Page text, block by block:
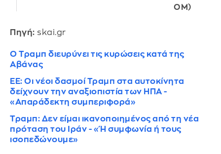
OM)
Πηγή: skai.gr
Ο Τραμπ διευρύνει τις κυρώσεις κατά της
Αβάνας
ΕΕ: Οι νέοι δασμοί Τραμπ στα αυτοκίνητα
δείχνουν την αναξιοπιστία των ΗΠΑ -
«Απαράδεκτη συμπεριφορά»
Τραμπ: Δεν είμαι ικανοποιημένος από τη νέα
πρόταση του Ιράν - «Ή συμφωνία ή τους
ισοπεδώνουμε»